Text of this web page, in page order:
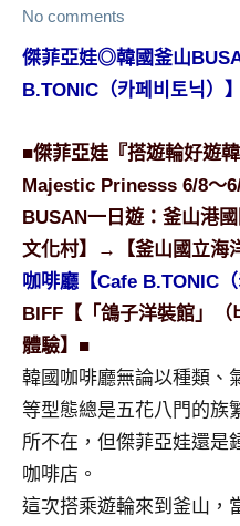
節
班
底、
景
目
主
持、
吳
哥
泰
國
旅
遊
書
者、
No comments
傑菲亞娃◎韓國釜山
B.TONIC（카페비토닉）
■傑菲亞娃『搭遊輪好遊
Majestic Prinesss 6/8～
BUSAN一日遊：釜山港
文化村】→【釜山國立海
咖啡廳【Cafe B.TONIC（
BIFF【「鴿子洋裝館」（
體驗】■
韓國咖啡廳無論以種類
等型態總是五花八門的族
所不在，但傑菲亞娃還是
咖啡店。
這次搭乘遊輪來到釜山，